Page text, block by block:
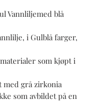
Vannliljemed blå
i Gulblå farger,
som kjøpt i
med grå zirkonia
som avbildet på en